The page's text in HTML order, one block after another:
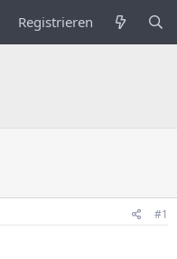
Registrieren
#1